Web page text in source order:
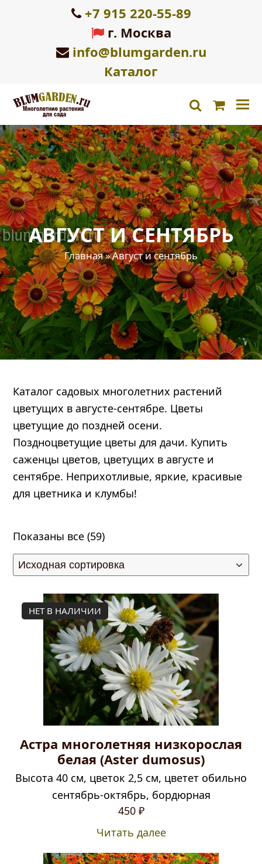
+7 915 220-55-89
г. Москва
info@blumgarden.ru
Каталог
search
АВГУСТ И СЕНТЯБРЬ
Главная»Август и сентябрь
Каталог садовых многолетних растений
цветущих в августе-сентябре. Цветы
цветущие до поздней осени.
Поздноцветущие цветы для дачи. Купить
саженцы цветов, цветущих в августе и
сентябре. Неприхотливые, яркие, красивые
для цветника и клумбы!
Показаны все (59)
НЕТ В НАЛИЧИИ
Астра многолетняя низкорослая
белая (Aster dumosus)
Высота 40 см, цветок 2,5 см, цветет обильно
сентябрь-октябрь, бордюрная
450 ₽
Читать далее